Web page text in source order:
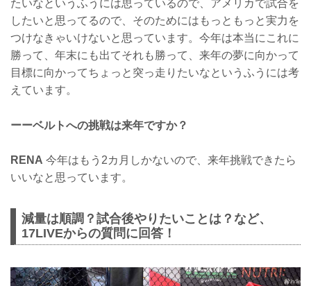
たいなというふうには思っているので、アメリカで試合を
したいと思ってるので、そのためにはもっともっと実力を
つけなきゃいけないと思っています。今年は本当にこれに
勝って、年末にも出てそれも勝って、来年の夢に向かって
目標に向かってちょっと突っ走りたいなというふうには考
えています。
ーーベルトへの挑戦は来年ですか？
RENA 今年はもう2カ月しかないので、来年挑戦できたら
いいなと思っています。
減量は順調？試合後やりたいことは？など、
17LIVEからの質問に回答！